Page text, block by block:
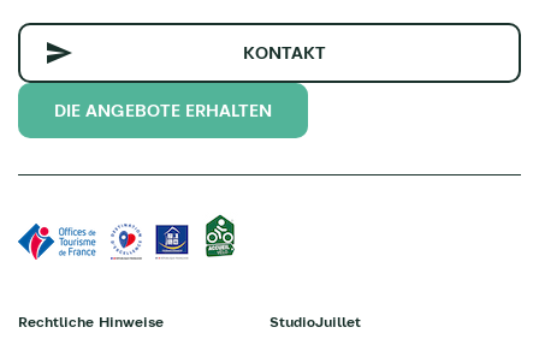
KONTAKT
DIE ANGEBOTE ERHALTEN
Rechtliche Hinweise StudioJuillet